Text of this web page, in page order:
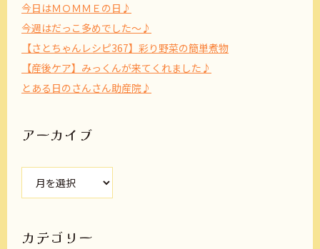
今日はＭＯＭＭＥの日♪
今週はだっこ多めでした～♪
【さとちゃんレシピ367】彩り野菜の簡単煮物
【産後ケア】みっくんが来てくれました♪
とある日のさんさん助産院♪
アーカイブ
ブ
カテゴリー